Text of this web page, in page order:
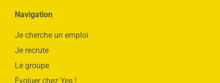
Navigation
Je cherche un emploi
Je recrute
Le groupe
Évoluer chez Yes !